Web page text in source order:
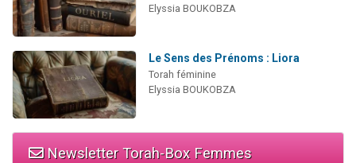
Elyssia BOUKOBZA
Le Sens des Prénoms : Liora
Torah féminine
Elyssia BOUKOBZA
Newsletter Torah-Box Femmes